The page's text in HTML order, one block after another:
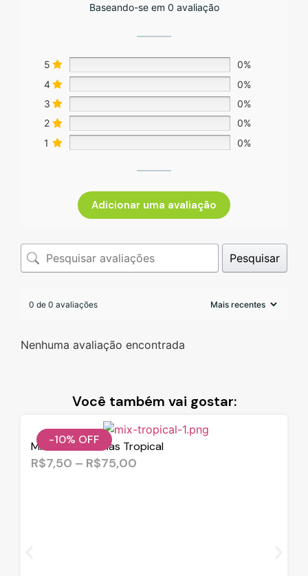
Baseando-se em 0 avaliação
5
0%
4
0%
3
0%
2
0%
1
0%
Adicionar uma avaliação
Pesquisar
0 de 0 avaliações
Nenhuma avaliação encontrada
Você também vai gostar:
-10% OFF
Mix de Castanhas Tropical
R$7,50 – R$75,00